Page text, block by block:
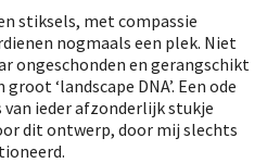
stiksels, met compassie
nogmaals een plek. Niet
ongeschonden en gerangschikt
‘landscape DNA’. Een ode
van ieder afzonderlijk stukje
dit ontwerp, door mij slechts